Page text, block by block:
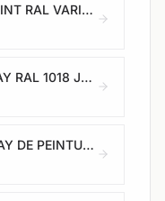
MOTIP® DECO SPRAY PAINT RAL VARIOUS COLOURS 400 ML
MOTIP ACRYL LACKSPRAY RAL 1018 JAUNE ZINC 500 ML
MOTIP DECO PAINT SPRAY DE PEINTURE